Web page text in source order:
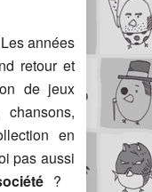
années
retour et
de jeux
en
pas aussi
?